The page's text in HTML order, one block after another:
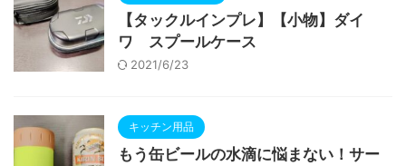
【タックルインプレ】【小物】ダイ
ワ スプールケース
2021/6/23
キッチン用品
もう缶ビールの水滴に悩まない！サー